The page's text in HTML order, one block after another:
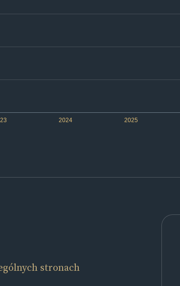
2024 2025
stronach